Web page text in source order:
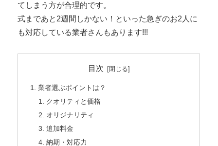
てしまう方が合理的です。
式まであと2週間しかない！といった急ぎのお2人に
も対応している業者さんもあります!!!
目次
業者選ぶポイントは？
クオリティと価格
オリジナリティ
追加料金
納期・対応力